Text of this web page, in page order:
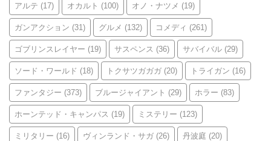
アルテ (17) オカルト (100) オノ・ナツメ (19)
ガンアクション (31) グルメ (132) コメディ (261)
ゴブリンスレイヤー (19) サスペンス (36) サバイバル (29)
ソード・ワールド (18) トクサツガガガ (20) トライガン (16)
ファンタジー (373) ブルージャイアント (29) ホラー (83)
ホーンテッド・キャンパス (19) ミステリー (123)
ミリタリー (16) ヴィンランド・サガ (26) 丹波庭 (20)